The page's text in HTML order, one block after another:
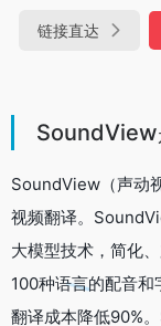
链接直达
SoundView
SoundView（声动
视频翻译。
大模型技术，简化
100种语言的配音
翻译成本降低90%